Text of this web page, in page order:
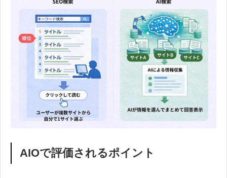
AIOで評価されるポイント